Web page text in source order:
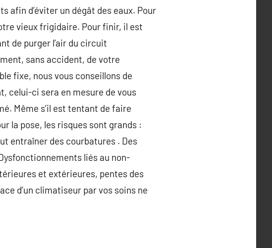
afin d’éviter un dégât des eaux. Pour
vieux frigidaire. Pour finir, il est
de purger l’air du circuit
sans accident, de votre
fixe, nous vous conseillons de
celui-ci sera en mesure de vous
Même s’il est tentant de faire
la pose, les risques sont grands :
entraîner des courbatures . Des
liés au non-
et extérieures, pentes des
d’un climatiseur par vos soins ne